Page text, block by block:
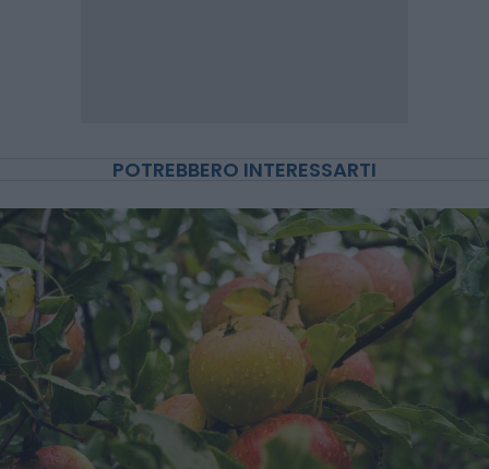
POTREBBERO INTERESSARTI